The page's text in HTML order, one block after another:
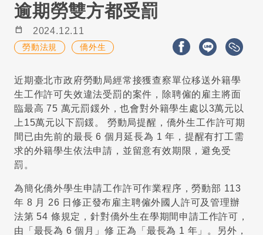
逾期勞雙方都受罰
calendar_today 2024.12.11
勞動法規 僑外生
近期臺北市政府勞動局經常接獲查察單位移送外籍學
生工作許可失效違法受罰的案件，除聘僱的雇主將面
臨最高 75 萬元罰鍰外，也會對外籍學生處以3萬元以
上15萬元以下罰鍰。 勞動局提醒，僑外生工作許可期
間已由先前的最長 6 個月延長為 1 年，提醒有打工需
求的外籍學生依法申請，並留意有效期限，避免受
罰。
為簡化僑外學生申請工作許可作業程序，勞動部 113
年 8 月 26 日修正發布雇主聘僱外國人許可及管理辦
法第 54 條規定，針對僑外生在學期間申請工作許可，
由「最長為 6 個月」修 正為「最長為 1 年」。另外，